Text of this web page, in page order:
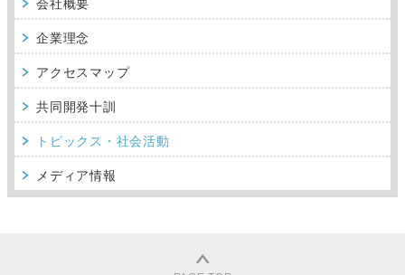
会社概要
企業理念
アクセスマップ
共同開発十訓
トピックス・社会活動
メディア情報